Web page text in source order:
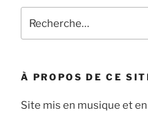
pour
À PROPOS DE CE
Site mis en musique et